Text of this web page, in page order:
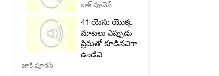
జాక్ పూనెన్
41 యేసు యొక్క
మాటలు ఎప్పుడు
ప్రేమతో కూడినవిగా
ఉండేవి
జాక్ పూనెన్